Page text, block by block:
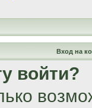
Вход на
войти?